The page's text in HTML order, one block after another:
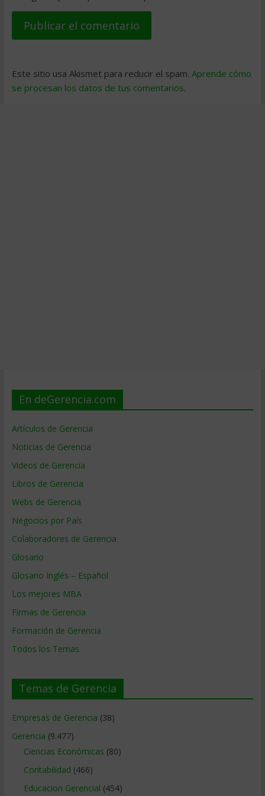
Este sitio usa Akismet para reducir el spam. Aprende cómo
se procesan los datos de tus comentarios.
En deGerencia.com
Artículos de Gerencia
Noticias de Gerencia
Videos de Gerencia
Libros de Gerencia
Webs de Gerencia
Negocios por País
Colaboradores de Gerencia
Glosario
Glosario Inglés – Español
Los mejores MBA
Firmas de Gerencia
Formación de Gerencia
Todos los Temas
Temas de Gerencia
Empresas de Gerencia (38)
Gerencia (9.477)
Ciencias Económicas (80)
Contabilidad (466)
Educacion Gerencial (454)